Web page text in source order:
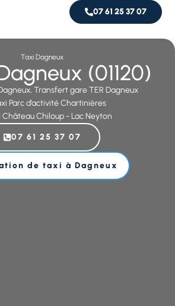
07 61 25 37 07
Taxi Dagneux
(01120)
Transfert gare TER Dagneux
Parc d’activité Chartinières
Château Chiloup - Lac Neyton
07 61 25 37 07
de taxi à Dagneux